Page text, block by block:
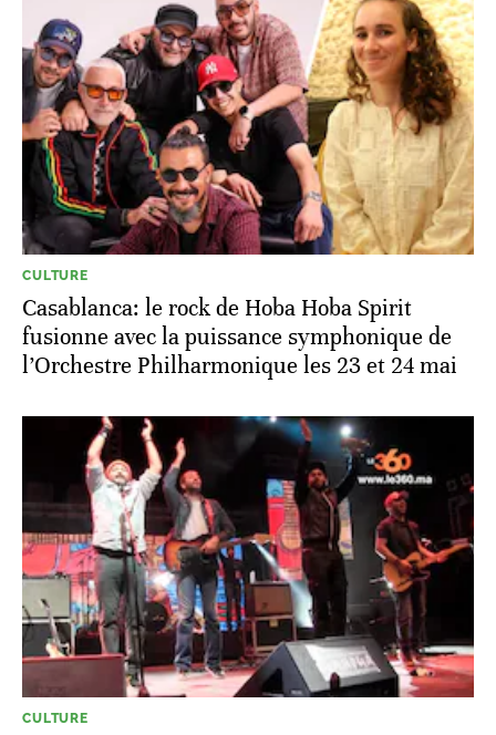
CULTURE
Casablanca: le rock de Hoba Hoba Spirit
fusionne avec la puissance symphonique de
l’Orchestre Philharmonique les 23 et 24 mai
CULTURE